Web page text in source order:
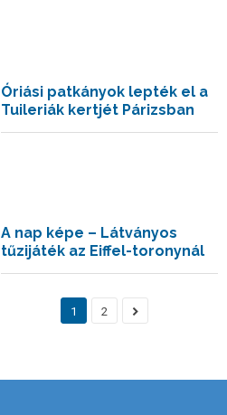
Óriási patkányok lepték el a
Tuileriák kertjét Párizsban
A nap képe – Látványos
tűzijáték az Eiffel-toronynál
1 2